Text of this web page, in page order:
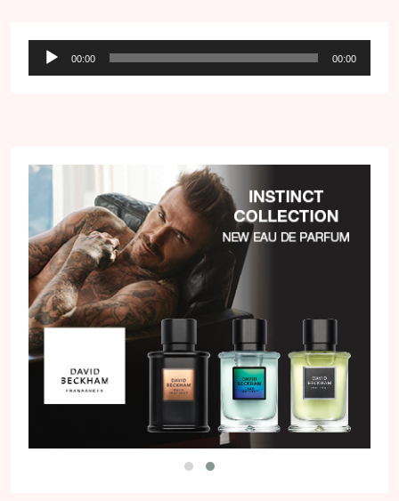
Audio
přehrávač
00:00 00:00